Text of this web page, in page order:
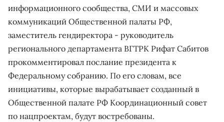
информационного сообщества, СМИ и массовых
коммуникаций Общественной палаты РФ,
заместитель гендиректора - руководитель
регионального департамента ВГТРК Рифат Сабитов
прокомментировал послание президента к
Федеральному собранию. По его словам, все
инициативы, которые вырабатывает созданный в
Общественной палате РФ Координационный совет
по нацпроектам, будут востребованы.